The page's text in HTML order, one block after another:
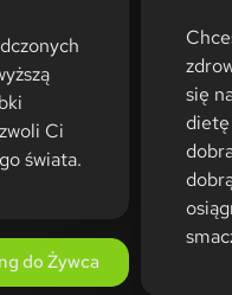
Ci
świata.
do Żywca
się